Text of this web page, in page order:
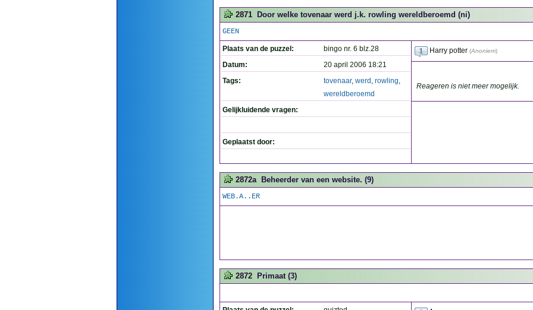
2871 Door welke tovenaar werd j.k. rowling wereldberoemd (ni)
GEEN
Plaats van de puzzel:
bingo nr. 6 blz.28
Datum:
20 april 2006 18:21
Tags:
tovenaar, werd , rowling,
wereldberoemd
Gelijkluidende vragen:
Geplaatst door:
Harry potter (Anoniem)
Reageren is niet meer mogelijk.
2872a Beheerder van een website. (9)
WEB.A..ER
2872 Primaat (3)